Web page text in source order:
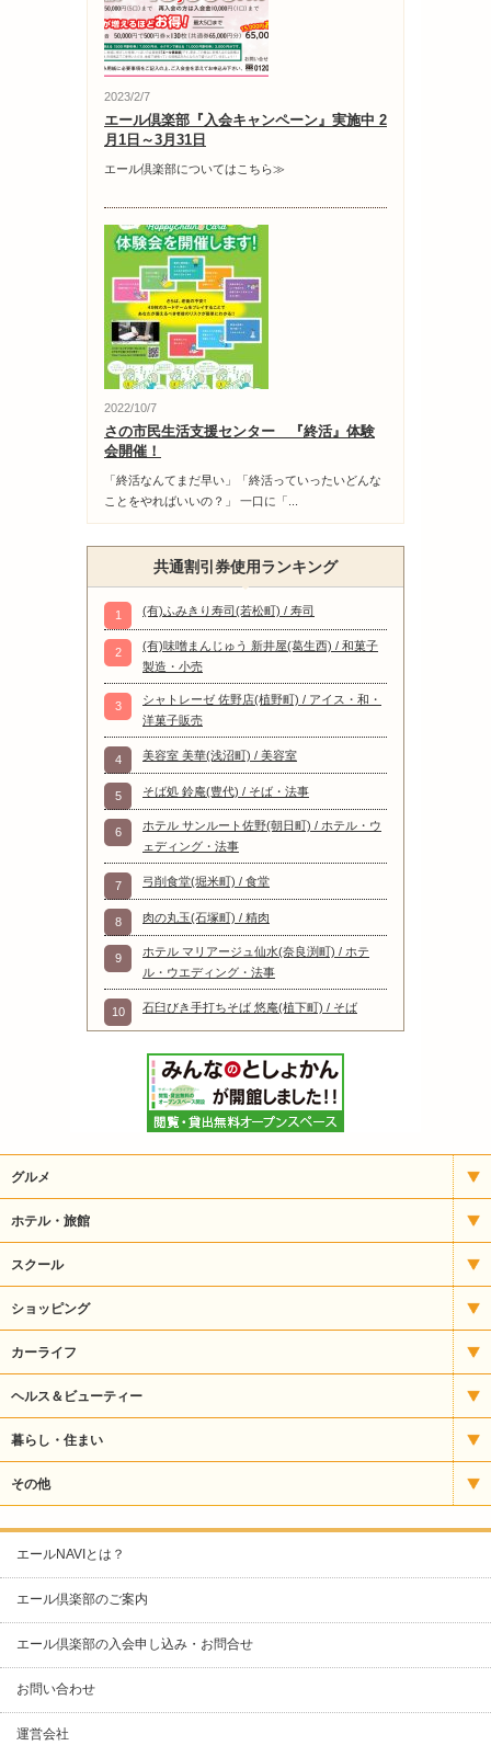
2023/2/7
エール倶楽部『入会キャンペーン』実施中 2
月1日～3月31日
エール倶楽部についてはこちら≫
2022/10/7
さの市民生活支援センター 『終活』体験
会開催！
「終活なんてまだ早い」「終活っていったいどんな
ことをやればいいの？」 一口に「...
共通割引券使用ランキング
1 (有)ふみきり寿司(若松町) / 寿司
2
(有)味噌まんじゅう 新井屋(葛生西) / 和菓子
製造・小売
3
シャトレーゼ 佐野店(植野町) / アイス・和・
洋菓子販売
4 美容室 美華(浅沼町) / 美容室
5 そば処 鈴庵(豊代) / そば・法事
6
ホテル サンルート佐野(朝日町) / ホテル・ウ
ェディング・法事
7 弓削食堂(堀米町) / 食堂
8 肉の丸玉(石塚町) / 精肉
9
ホテル マリアージュ仙水(奈良渕町) / ホテ
ル・ウエディング・法事
10 石臼びき手打ちそば 悠庵(植下町) / そば
グルメ
イタリアン
いもフライ
うどん・そば
うなぎ
お好み焼・焼きそば
カフェ・喫茶
クレープ
スナック・パブ
その他（グルメ）
ナイトクラブ
バー
パン
ホテル・旅館
宿泊
スクール
アート
パソコンスクール
バレエ・ダンス
パン教室
塾・予備校
ショッピング
CD・楽器
ギフト
スポーツ用品
その他食品
寝具・タオル
文具・事務用品
書籍
カーライフ
タイヤ販売
自動車整備
自動車販売・修理
ヘルス＆ビューティー
エステ
サプリメント
整骨・接骨
理容・美容室
暮らし・住まい
ガス
クリーニング
リフォーム・塗装
不動産
保険
その他
カラオケ
人材派遣
印刷
エールNAVIとは？
エール倶楽部のご案内
エール倶楽部の入会申し込み・お問合せ
お問い合わせ
運営会社